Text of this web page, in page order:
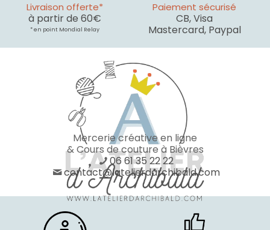
Livraison offerte*
à partir de 60€
* en point Mondial Relay
Paiement sécurisé
CB, Visa
Mastercard, Paypal
Mercerie créative en ligne
& Cours de couture à Bièvres
06 61 35 22 22
contact@latelierdarchibald.com